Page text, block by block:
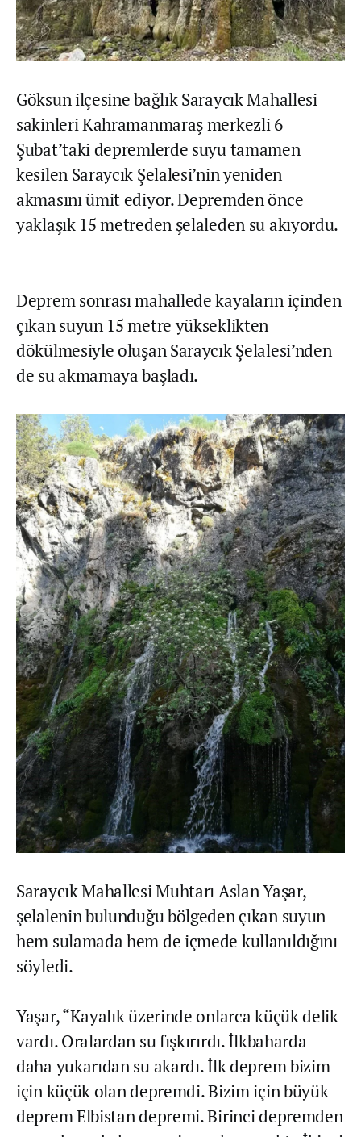
Göksun ilçesine bağlık Saraycık Mahallesi
sakinleri Kahramanmaraş merkezli 6
Şubat’taki depremlerde suyu tamamen
kesilen Saraycık Şelalesi’nin yeniden
akmasını ümit ediyor. Depremden önce
yaklaşık 15 metreden şelaleden su akıyordu.
Deprem sonrası mahallede kayaların içinden
çıkan suyun 15 metre yükseklikten
dökülmesiyle oluşan Saraycık Şelalesi’nden
de su akmamaya başladı.
Saraycık Mahallesi Muhtarı Aslan Yaşar,
şelalenin bulunduğu bölgeden çıkan suyun
hem sulamada hem de içmede kullanıldığını
söyledi.
Yaşar, “Kayalık üzerinde onlarca küçük delik
vardı. Oralardan su fışkırırdı. İlkbaharda
daha yukarıdan su akardı. İlk deprem bizim
için küçük olan depremdi. Bizim için büyük
deprem Elbistan depremi. Birinci depremden